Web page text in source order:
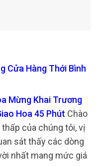
Cửa Hàng Thới Bình
Mừng Khai Trương
Hoa 45 Phút Chào
của chúng tôi, vị
sát thấy các dòng
nhất mang mức giá